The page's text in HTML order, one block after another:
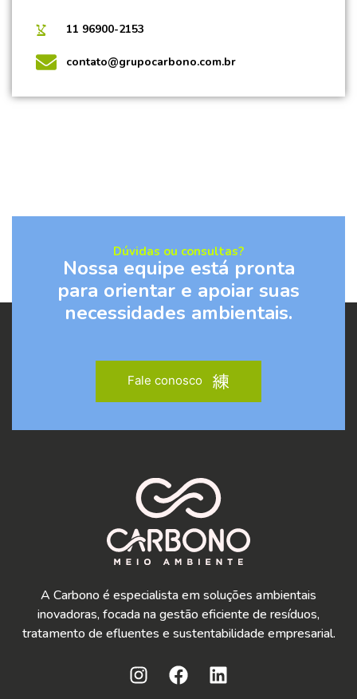
11 96900-2153
contato@grupocarbono.com.br
Dúvidas ou consultas?
Nossa equipe está pronta
para orientar e apoiar suas
necessidades ambientais.
Fale conosco
A Carbono é especialista em soluções ambientais
inovadoras, focada na gestão eficiente de resíduos,
tratamento de efluentes e sustentabilidade empresarial.